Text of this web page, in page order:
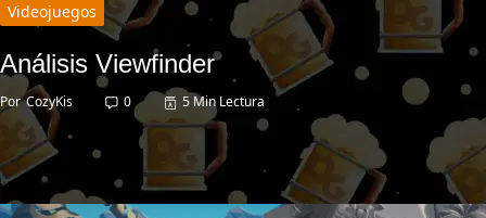
Videojuegos
Análisis Viewfinder
Por CozyKis 0 5 Min Lectura